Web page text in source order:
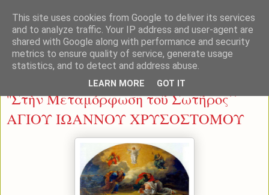
Τετάρτη 6 Αυγούστου 2014
''Στὴν Μεταμόρφωση τοῦ Σωτῆρος΄΄
ΑΓΙΟΥ ΙΩΑΝΝΟΥ ΧΡΥΣΟΣΤΟΜΟΥ
This site uses cookies from Google to deliver its services
and to analyze traffic. Your IP address and user-agent are
shared with Google along with performance and security
metrics to ensure quality of service, generate usage
statistics, and to detect and address abuse.
LEARN MORE GOT IT